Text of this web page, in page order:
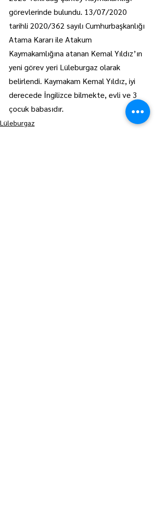
görevlerinde bulundu. 13/07/2020
tarihli 2020/362 sayılı Cumhurbaşkanlığı
Atama Kararı ile Atakum
Kaymakamlığına atanan Kemal Yıldız’ın
yeni görev yeri Lüleburgaz olarak
belirlendi. Kaymakam Kemal Yıldız, iyi
derecede İngilizce bilmekte, evli ve 3
çocuk babasıdır.
Lüleburgaz